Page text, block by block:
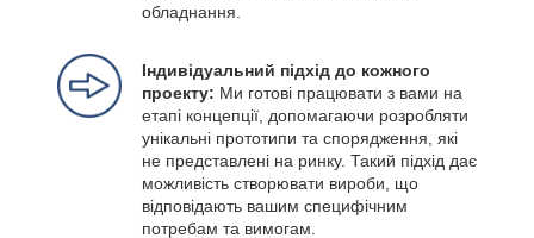
обладнання.
Індивідуальний підхід до кожного
проекту: Ми готові працювати з вами на
етапі концепції, допомагаючи розробляти
унікальні прототипи та спорядження, які
не представлені на ринку. Такий підхід дає
можливість створювати вироби, що
відповідають вашим специфічним
потребам та вимогам.